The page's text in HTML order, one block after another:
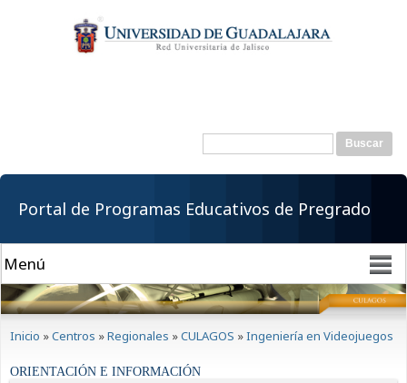
contenido
principal
Formulario de
Buscar
Portal de Programas Educativos de Pregrado
Inicio »Centros »Regionales »CULAGOS »Ingeniería en Videojuegos
ORIENTACIÓN E INFORMACIÓN